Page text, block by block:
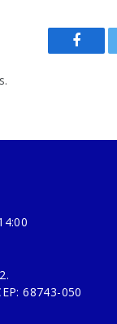
68743-050